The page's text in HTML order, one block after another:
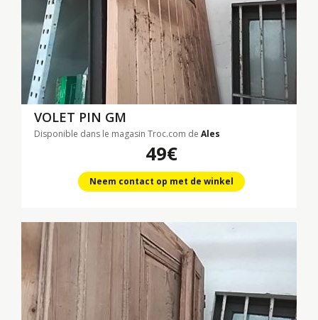
VOLET PIN GM
Disponible dans le magasin Troc.com de Ales
49€
Neem contact op met de winkel